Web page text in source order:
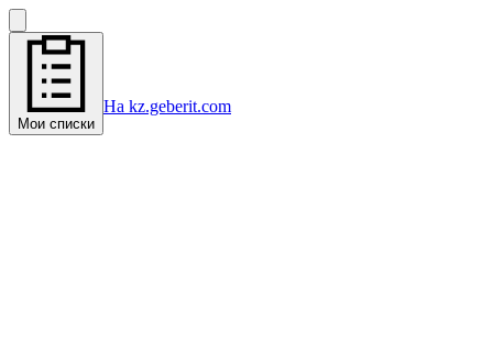
Мои списки
На kz.geberit.com